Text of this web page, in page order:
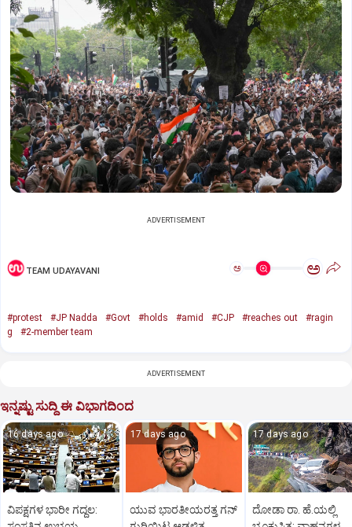
ADVERTISEMENT
TEAM UDAYAVANI ಅ ಅ
#protest #JP Nadda #Govt #holds #amid #CJP #reaches out
#ragin
g
#2-member team
ADVERTISEMENT
ಇನ್ನಷ್ಟು ಸುದ್ದಿ ಈ ವಿಭಾಗದಿಂದ
16 days ago
ವಿಪಕ್ಷಗಳ ಭಾರೀ ಗದ್ದಲ:
17 days ago
ಯುವ ಭಾರತೀಯರತ್ತ ಗನ್
17 days ago
ದೋಡಾ ರಾ. ಹೆ.ಯಲ್ಲಿ